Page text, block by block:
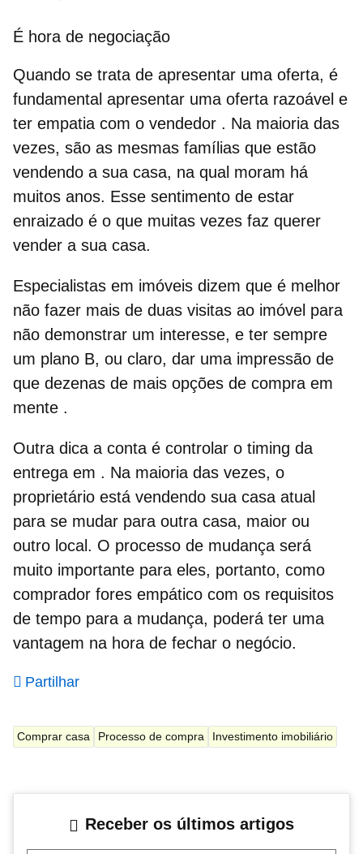
É hora de negociação
Quando se trata de apresentar uma oferta, é
fundamental apresentar uma oferta razoável e
ter empatia com o vendedor . Na maioria das
vezes, são as mesmas famílias que estão
vendendo a sua casa, na qual moram há
muitos anos. Esse sentimento de estar
enraizado é o que muitas vezes faz querer
vender a sua casa.
Especialistas em imóveis dizem que é melhor
não fazer mais de duas visitas ao imóvel para
não demonstrar um interesse, e ter sempre
um plano B, ou claro, dar uma impressão de
que dezenas de mais opções de compra em
mente .
Outra dica a conta é controlar o timing da
entrega em . Na maioria das vezes, o
proprietário está vendendo sua casa atual
para se mudar para outra casa, maior ou
outro local. O processo de mudança será
muito importante para eles, portanto, como
comprador fores empático com os requisitos
de tempo para a mudança, poderá ter uma
vantagem na hora de fechar o negócio.
Partilhar
Comprar casa Processo de compra Investimento imobiliário
Receber os últimos artigos